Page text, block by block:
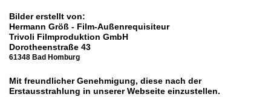
Bilder erstellt von:
Hermann Größ - Film-Außenrequisiteur
Trivoli Filmproduktion GmbH
Dorotheenstraße 43
61348 Bad Homburg
Mit freundlicher Genehmigung, diese nach der
Erstausstrahlung in unserer Webseite einzustellen.